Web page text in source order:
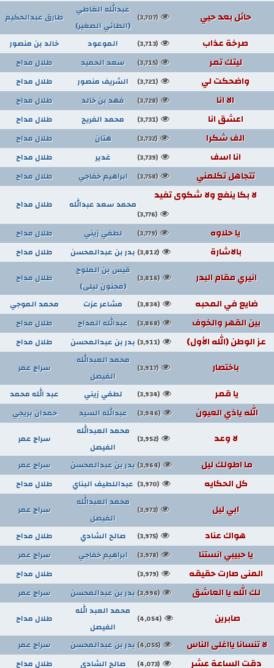
حائل بعد حيي (3,707)
عبدالله الغاطي
(الطائي الصغير)
طارق عبدالحكيم
صرخة عذاب (3,713) الموعود خالد بن منصور
ليتك تمر (3,715) سعد الحميد طلال مداح
واضحكت لي (3,721) الشريف منصور طلال مداح
الا انا (3,728) فهد بن خالد طلال مداح
اعشق انا (3,731) محمد الفريح طلال مداح
الف شكرا (3,732) هتان طلال مداح
انا اسف (3,739) غدير طلال مداح
تتجاهل تكلمني (3,758) ابراهيم خفاجي طلال مداح
لا بكا ينفع ولا شكوى تفيد
(3,776)
محمد سعد عبدالله طلال مداح
يا حلاوه (3,779) لطفي زيني طلال مداح
بالاشارة (3,812) بدر بن عبدالمحسن طلال مداح
انيري مقام البدر (3,816)
قيس بن الملوح
(مجنون ليلى)
طلال مداح
ضايع في المحبه (3,834) مشاعر عزت محمد الموجي
بين القهر والخوف (3,868) عبدالله المداح طلال مداح
عز الوطن (الله الأول) (3,911) بدر بن عبدالمحسن طلال مداح
باختصار (3,917)
محمد العبدالله
الفيصل
سراج عمر
يا قمر (3,934) لطفي زيني عبد الله محمد
الله ياذي العيون (3,946) عبدالله السيد حمدان بريجي
لا وعد (3,952)
محمد العبدالله
الفيصل
سراج عمر
ما اطولك ليل (3,964) بدر بن عبدالمحسن سراج عمر
كل الحكايه (3,970) عبداللطيف البناي طلال مداح
ابي ليل (3,973)
محمد العبدالله
الفيصل
سراج عمر
هواك عناد (3,975) صالح الشادي طلال مداح
يا حبيبي انستنا (3,978) ابراهيم خفاجي سراج عمر
المنى صارت حقيقه (3,979) طلال مداح
لك الله يا العاشق (3,996) بدر بن عبدالمحسن سراج عمر
صابرين (4,054)
محمد العبد الله
الفيصل
طلال مداح
لا تنسانا يااغلى الناس (4,055) بدر بن عبدالمحسن سراج عمر
دقت الساعة عشر (4,073) صالح الشادي طلال مداح